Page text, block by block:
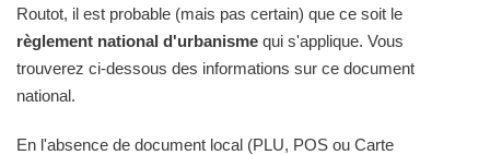
Routot, il est probable (mais pas certain) que ce soit le
règlement national d'urbanisme qui s'applique. Vous
trouverez ci-dessous des informations sur ce document
national.
En l'absence de document local (PLU, POS ou Carte